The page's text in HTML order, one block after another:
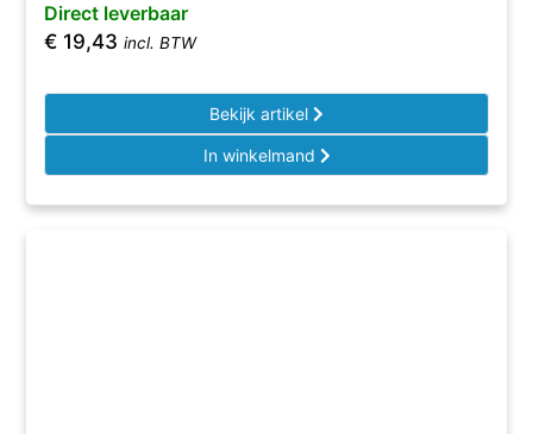
Direct leverbaar
€ 19,43 incl. BTW
Bekijk artikel
In winkelmand